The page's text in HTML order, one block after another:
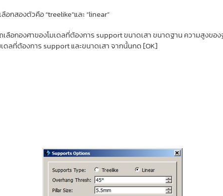
กสองตัวคือ “treelike”และ “linear”
ลือกองศาของโมเดลที่ต้องการ support ขนาดเสา ขนาดฐาน ความสูงขอ
ดลที่ต้องการ support และขนาดเสา จากนั้นกด [OK]